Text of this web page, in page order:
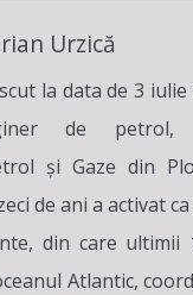
Urzică
la data de 3 iulie
de petrol,
și Gaze din
de ani a activat
din care ultimii
Atlantic,